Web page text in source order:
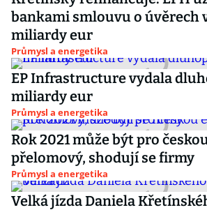
bankami smlouvu o úvěrech
miliardy eur
Průmysl a energetika
EP Infrastructure vydala
miliardy eur
Průmysl a energetika
Rok 2021 může být pro
přelomový, shodují se firmy
Průmysl a energetika
Velká jízda Daniela